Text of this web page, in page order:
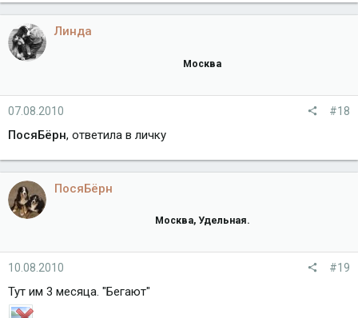
Линда
Москва
07.08.2010 #18
ПосяБёрн, ответила в личку
ПосяБёрн
Москва, Удельная.
10.08.2010 #19
Тут им 3 месяца. "Бегают"